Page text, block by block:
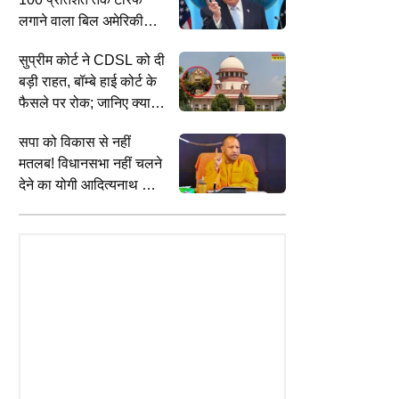
लगाने वाला बिल अमेरिकी
खाक किया जाएगा अतीक
अहमद का छोटा बेटा
सुप्रीम कोर्ट ने CDSL को दी
बड़ी राहत, बॉम्बे हाई कोर्ट के
फैसले पर रोक; जानिए क्या
सपा को विकास से नहीं
मतलब! विधानसभा नहीं चलने
देने का योगी आदित्यनाथ का